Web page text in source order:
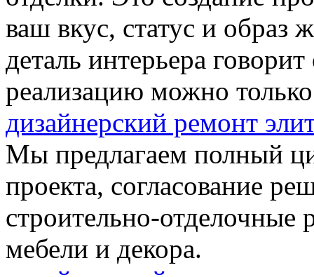
ваш вкус, статус и образ
деталь интерьера
реализацию можно
дизайнерский ремонт
Мы предлагаем полный
проекта, согласование
строительно-отделочные
мебели и декора.